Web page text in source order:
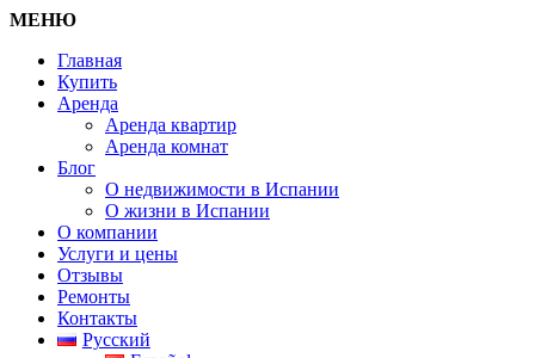
МЕНЮ
Главная
Купить
Аренда
Аренда квартир
Аренда комнат
Блог
О недвижимости в Испании
О жизни в Испании
О компании
Услуги и цены
Отзывы
Ремонты
Контакты
Русский